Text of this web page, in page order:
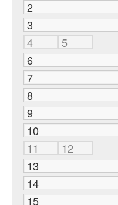
2
3
4
5
6
7
8
9
10
11
12
13
14
15